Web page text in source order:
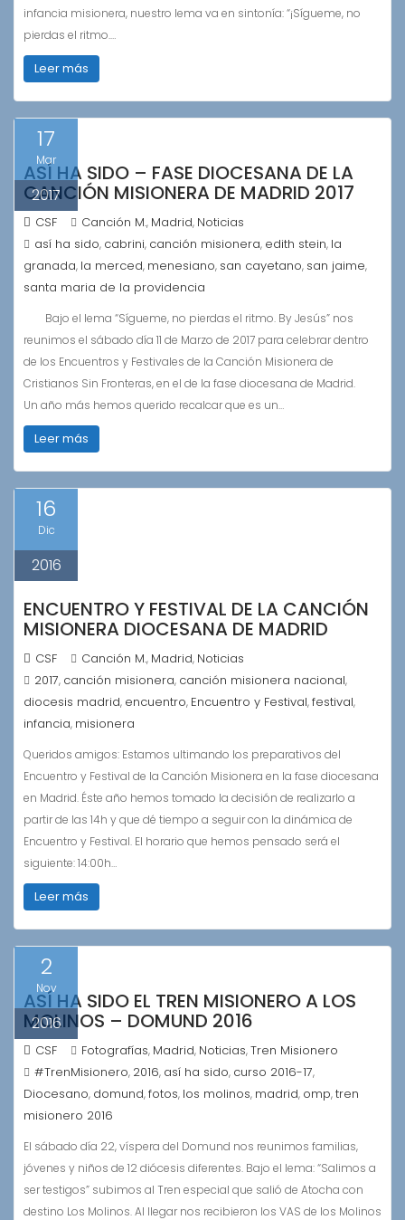
infancia misionera, nuestro lema va en sintonía: “¡Sígueme, no
pierdas el ritmo.…
Leer más
17
Mar
2017
ASÍ HA SIDO – FASE DIOCESANA DE LA
CANCIÓN MISIONERA DE MADRID 2017
CSF Canción M., Madrid, Noticias
así ha sido, cabrini, canción misionera, edith stein, la
granada, la merced, menesiano, san cayetano, san jaime,
santa maria de la providencia
Bajo el lema “Sígueme, no pierdas el ritmo. By Jesús” nos
reunimos el sábado día 11 de Marzo de 2017 para celebrar dentro
de los Encuentros y Festivales de la Canción Misionera de
Cristianos Sin Fronteras, en el de la fase diocesana de Madrid.
Un año más hemos querido recalcar que es un…
Leer más
16
Dic
2016
ENCUENTRO Y FESTIVAL DE LA CANCIÓN
MISIONERA DIOCESANA DE MADRID
CSF Canción M., Madrid, Noticias
2017, canción misionera, canción misionera nacional,
diocesis madrid, encuentro, Encuentro y Festival,festival,
infancia, misionera
Queridos amigos: Estamos ultimando los preparativos del
Encuentro y Festival de la Canción Misionera en la fase diocesana
en Madrid. Éste año hemos tomado la decisión de realizarlo a
partir de las 14h y que dé tiempo a seguir con la dinámica de
Encuentro y Festival. El horario que hemos pensado será el
siguiente: 14:00h…
Leer más
2
Nov
2016
ASÍ HA SIDO EL TREN MISIONERO A LOS
MOLINOS – DOMUND 2016
CSF Fotografías, Madrid, Noticias,Tren Misionero
#TrenMisionero, 2016, así ha sido, curso 2016-17,
Diocesano, domund,fotos, los molinos, madrid, omp,tren
misionero 2016
El sábado día 22, víspera del Domund nos reunimos familias,
jóvenes y niños de 12 diócesis diferentes. Bajo el lema: “Salimos a
ser testigos” subimos al Tren especial que salió de Atocha con
destino Los Molinos. Al llegar nos recibieron los VAS de los Molinos